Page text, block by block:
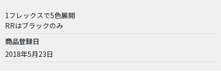
1フレックスで5色展開
RRはブラックのみ
商品登録日
2018年5月23日